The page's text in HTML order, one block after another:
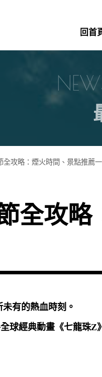
回首
全攻略：煙火時間、景點推薦一
全攻
有的熱血時刻。
球經典動畫《七龍珠